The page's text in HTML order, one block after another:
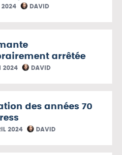
2024 DAVID
arrêtée
2024 DAVID
des années 70
2024 DAVID